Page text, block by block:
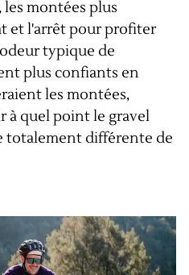
les montées plus
et l'arrêt pour profiter
typique de
plus confiants en
les montées,
à quel point le gravel
totalement différente de